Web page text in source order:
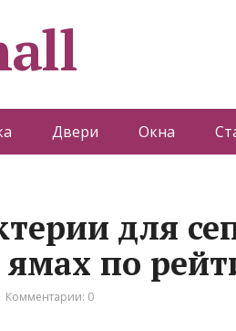
Двери Окна
для
по
Комментарии: 0